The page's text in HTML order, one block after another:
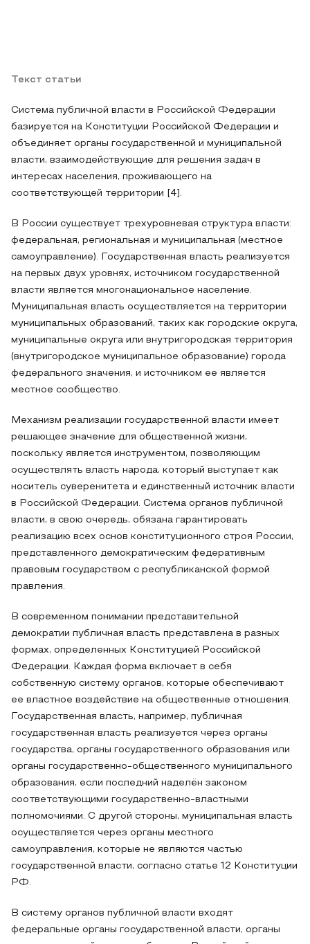
Текст статьи
Система публичной власти в Российской Федерации
базируется на Конституции Российской Федерации и
объединяет органы государственной и муниципальной
власти, взаимодействующие для решения задач в
интересах населения, проживающего на
соответствующей территории [4].
В России существует трехуровневая структура власти:
федеральная, региональная и муниципальная (местное
самоуправление). Государственная власть реализуется
на первых двух уровнях, источником государственной
власти является многонациональное население.
Муниципальная власть осуществляется на территории
муниципальных образований, таких как городские округа,
муниципальные округа или внутригородская территория
(внутригородское муниципальное образование) города
федерального значения, и источником ее является
местное сообщество.
Механизм реализации государственной власти имеет
решающее значение для общественной жизни,
поскольку является инструментом, позволяющим
осуществлять власть народа, который выступает как
носитель суверенитета и единственный источник власти
в Российской Федерации. Система органов публичной
власти, в свою очередь, обязана гарантировать
реализацию всех основ конституционного строя России,
представленного демократическим федеративным
правовым государством с республиканской формой
правления.
В современном понимании представительной
демократии публичная власть представлена в разных
формах, определенных Конституцией Российской
Федерации. Каждая форма включает в себя
собственную систему органов, которые обеспечивают
ее властное воздействие на общественные отношения.
Государственная власть, например, публичная
государственная власть реализуется через органы
государства, органы государственного образования или
органы государственно-общественного муниципального
образования, если последний наделён законом
соответствующими государственно-властными
полномочиями. С другой стороны, муниципальная власть
осуществляется через органы местного
самоуправления, которые не являются частью
государственной власти, согласно статье 12 Конституции
РФ.
В систему органов публичной власти входят
федеральные органы государственной власти, органы